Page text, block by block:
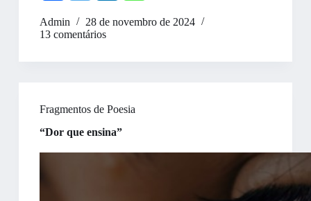
Admin
28 de novembro de 2024
13 comentários
Fragmentos de Poesia
“Dor que ensina”